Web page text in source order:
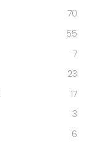
70
55
7
23
17
3
6